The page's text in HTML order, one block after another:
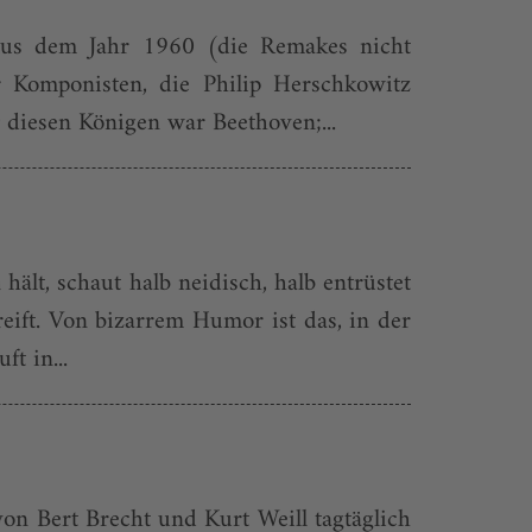
dem Jahr 1960 (die Remakes nicht
die Philip Herschkowitz
Königen war Beethoven;...
schaut halb neidisch, halb entrüstet
Von bizarrem Humor ist das, in der
in...
Bert Brecht und Kurt Weill tagtäglich